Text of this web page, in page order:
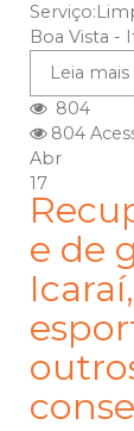
Boa Vista -
Leia mais
804
804
Abr
17
e de